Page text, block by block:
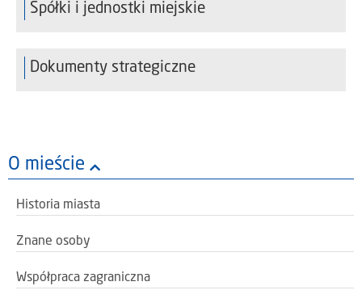
O mieście
Historia miasta
Znane osoby
Współpraca zagraniczna
Spółki i jednostki miejskie
Dokumenty strategiczne